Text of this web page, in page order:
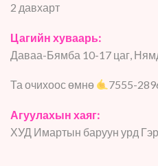
2 давхарт
Цагийн хуваарь:
Даваа-Бямба 10-17 цаг,
Та очихоос өмнө 7555-
Агуулахын хаяг:
ХУД Имартын баруун урд